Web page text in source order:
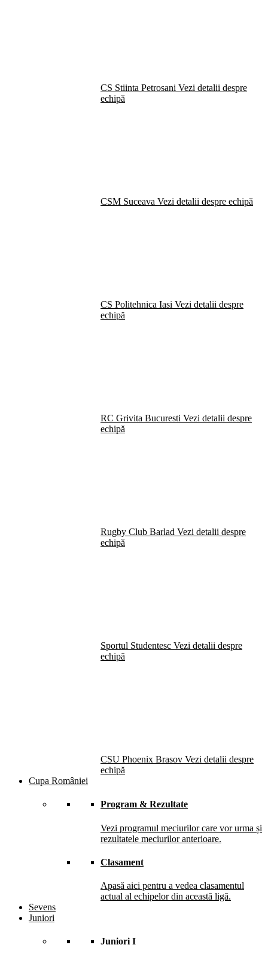
CS Stiinta Petrosani Vezi detalii despre
echipă
CSM Suceava Vezi detalii despre echipă
CS Politehnica Iasi Vezi detalii despre
echipă
RC Grivita Bucuresti Vezi detalii despre
echipă
Rugby Club Barlad Vezi detalii despre
echipă
Sportul Studentesc Vezi detalii despre
echipă
CSU Phoenix Brasov Vezi detalii despre
echipă
Cupa României
Program & Rezultate
Vezi programul meciurilor care vor urma și
rezultatele meciurilor anterioare.
Clasament
Apasă aici pentru a vedea clasamentul
actual al echipelor din această ligă.
Sevens
Juniori
Juniori I